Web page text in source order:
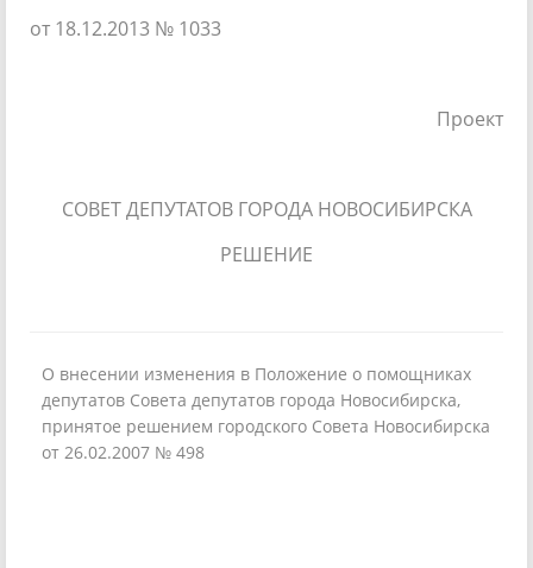
от 18.12.2013 № 1033
Проект
СОВЕТ ДЕПУТАТОВ ГОРОДА НОВОСИБИРСКА
РЕШЕНИЕ
О внесении изменения в Положение о помощниках
депутатов Совета депутатов города Новосибирска,
принятое решением городского Совета Новосибирска
от 26.02.2007 № 498